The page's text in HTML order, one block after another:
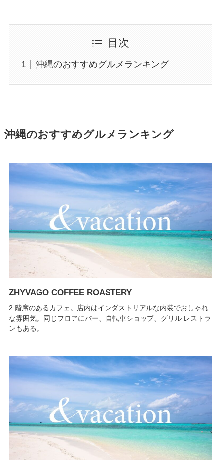
目次
沖縄のおすすめグルメランキング
沖縄のおすすめグルメランキング
ZHYVAGO COFFEE ROASTERY
2 階席のあるカフェ。店内はインダストリアルな内装でおしゃれ
な雰囲気。同じフロアにバー、自転車ショップ、グリル レストラ
ンもある。